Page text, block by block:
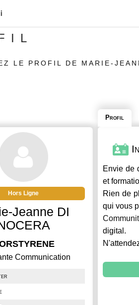
LE PROFIL DE MARIE-
Hors Ligne
Jeanne DI
Communication
Profil
Envie de
et
Rien de
qui vous
digital.